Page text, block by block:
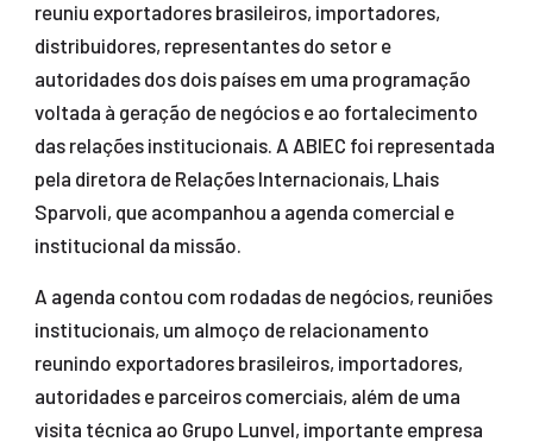
reuniu exportadores brasileiros, importadores,
distribuidores, representantes do setor e
autoridades dos dois países em uma programação
voltada à geração de negócios e ao fortalecimento
das relações institucionais. A ABIEC foi representada
pela diretora de Relações Internacionais, Lhais
Sparvoli, que acompanhou a agenda comercial e
institucional da missão.
A agenda contou com rodadas de negócios, reuniões
institucionais, um almoço de relacionamento
reunindo exportadores brasileiros, importadores,
autoridades e parceiros comerciais, além de uma
visita técnica ao Grupo Lunvel, importante empresa